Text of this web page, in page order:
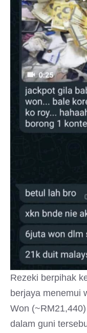
Rezeki berpihak
berjaya menemui
Won
dalam guni